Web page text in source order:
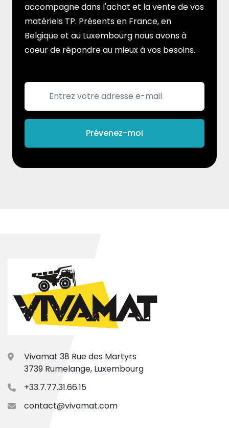
accompagne dans l'achat et la vente de vos
matériels TP. Présents en France, en
Belgique et au Luxembourg nous avons à
coeur de répondre au mieux à vos besoins.
Prévenez-moi
Vivamat 38 Rue des Martyrs
3739 Rumelange, Luxembourg
+33.7.77.31.66.15
contact@vivamat.com